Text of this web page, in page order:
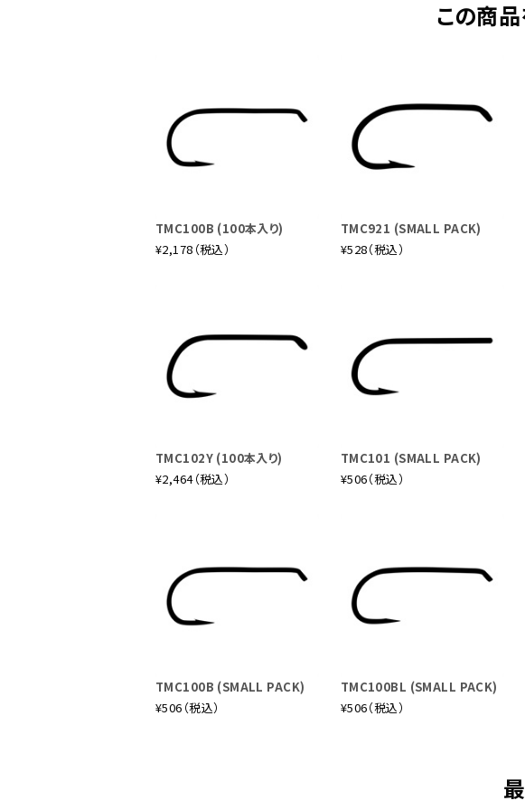
この商
TMC100B (100本入り)
¥2,178（税込）
TMC921 (SMALL PACK)
¥528（税込）
TMC102Y (100本入り)
¥2,464（税込）
TMC101 (SMALL PACK)
¥506（税込）
TMC100B (SMALL PACK)
¥506（税込）
TMC100BL (SMALL PACK)
¥506（税込）